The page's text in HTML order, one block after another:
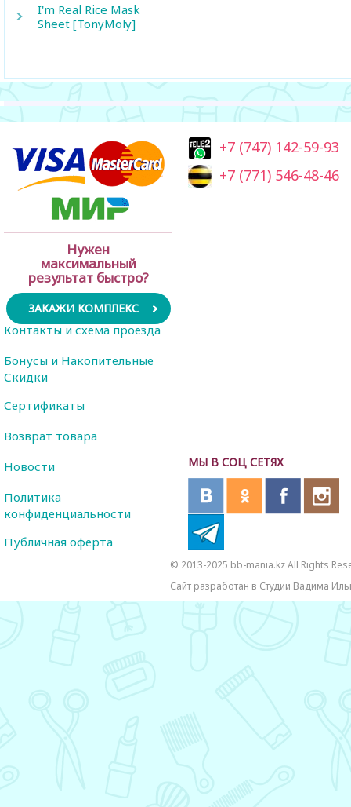
I'm Real Rice Mask
Sheet [TonyMoly]
Нужен
максимальный
результат быстро?
ЗАКАЖИ КОМПЛЕКС
+7 (747) 142-59-93
+7 (771) 546-48-46
МЫ В СОЦ СЕТЯХ
Контакты и схема проезда
Бонусы и Накопительные
Скидки
Сертификаты
Возврат товара
Новости
Политика
конфиденциальности
Публичная оферта
© 2013-2025 bb-mania.kz All Rights
Сайт разработан в Студии Вадима